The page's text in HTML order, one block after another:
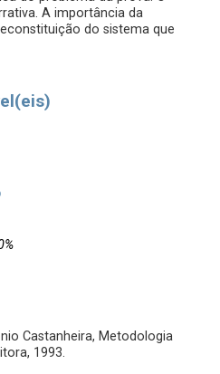
A importância da
do sistema que
Castanheira, Metodologia
1993.